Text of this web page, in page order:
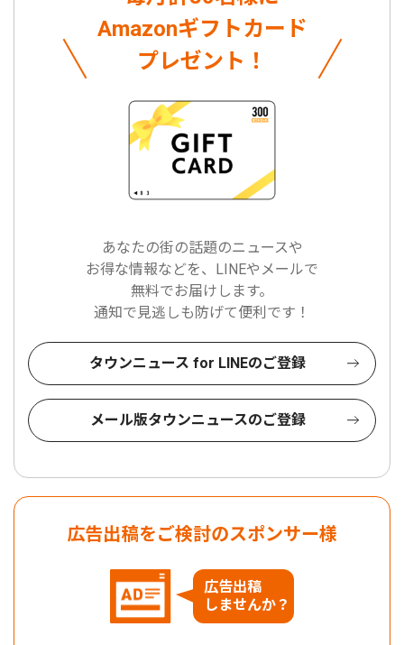
Amazonギフトカード
プレゼント！
あなたの街の話題のニュースや
お得な情報などを、LINEやメールで
無料でお届けします。
通知で見逃しも防げて便利です！
タウンニュース for LINEのご登録
メール版タウンニュースのご登録
広告出稿をご検討のスポンサー様
広告出稿
しませんか？